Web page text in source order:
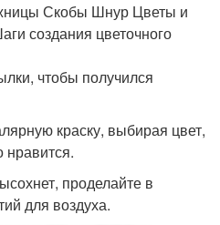
Скобы Шнур Цветы и
создания цветочного
чтобы получился
краску, выбирая цвет,
нравится.
проделайте в
для воздуха.